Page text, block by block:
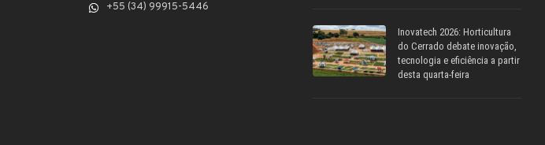
+55 (34) 99915-5446
Inovatech 2026: Horticultura
do Cerrado debate inovação,
tecnologia e eficiência a partir
desta quarta-feira